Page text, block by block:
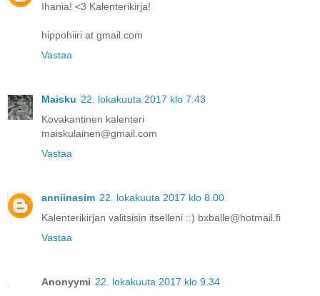
Ihania! <3 Kalenterikirja!
hippohiiri at gmail.com
Vastaa
Maisku 22. lokakuuta 2017 klo 7.43
Kovakantinen kalenteri
maiskulainen@gmail.com
Vastaa
anniinasim 22. lokakuuta 2017 klo 8.00
Kalenterikirjan valitsisin itselleni ::) bxballe@hotmail.fi
Vastaa
Anonyymi 22. lokakuuta 2017 klo 9.34